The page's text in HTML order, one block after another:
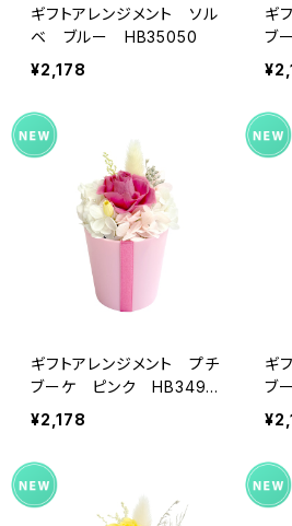
ギフトアレンジメント ソル
ベ ブルー HB35050
¥2,178
ギ
ブ
ギフトアレンジメント プチ
ブーケ ピンク HB3492
0
¥2,178
ギ
ブ
35